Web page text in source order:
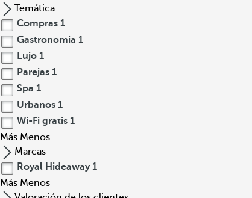
Temática
Compras 1
Gastronomia 1
Lujo 1
Parejas 1
Spa 1
Urbanos 1
Wi-Fi gratis 1
Más Menos
Marcas
Royal Hideaway 1
Más Menos